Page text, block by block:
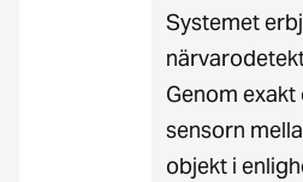
Systemet
Genom
sensorn
objekt i